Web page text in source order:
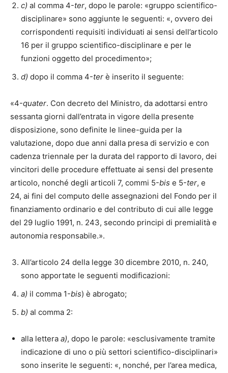
c) al comma 4-ter, dopo le parole: «gruppo scientifico-
disciplinare» sono aggiunte le seguenti: «, ovvero dei
corrispondenti requisiti individuati ai sensi dell’articolo
16 per il gruppo scientifico-disciplinare e per le
funzioni oggetto del procedimento»;
d) dopo il comma 4-ter è inserito il seguente:
«4-quater. Con decreto del Ministro, da adottarsi entro
sessanta giorni dall’entrata in vigore della presente
disposizione, sono definite le linee-guida per la
valutazione, dopo due anni dalla presa di servizio e con
cadenza triennale per la durata del rapporto di lavoro, dei
vincitori delle procedure effettuate ai sensi del presente
articolo, nonché degli articoli 7, commi 5-bis e 5-ter, e
24, ai fini del computo delle assegnazioni del Fondo per il
finanziamento ordinario e del contributo di cui alle legge
del 29 luglio 1991, n. 243, secondo principi di premialità e
autonomia responsabile.».
All’articolo 24 della legge 30 dicembre 2010, n. 240,
sono apportate le seguenti modificazioni:
a) il comma 1-bis) è abrogato;
b) al comma 2:
alla lettera a), dopo le parole: «esclusivamente tramite
indicazione di uno o più settori scientifico-disciplinari»
sono inserite le seguenti: «, nonché, per l’area medica,